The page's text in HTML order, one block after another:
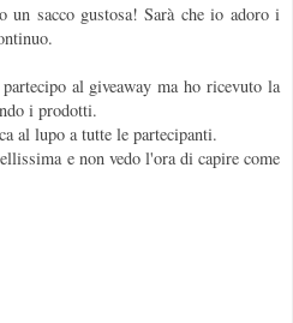
un sacco gustosa! Sarà che io adoro i
al giveaway ma ho ricevuto la
i prodotti.
al lupo a tutte le partecipanti.
e non vedo l'ora di capire come